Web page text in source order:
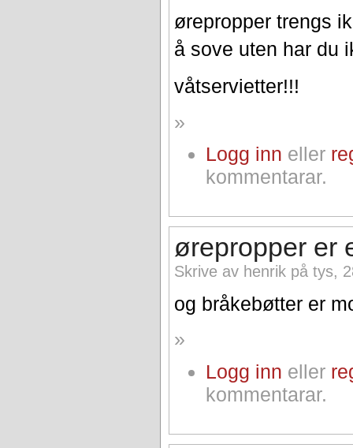
ørepropper trengs
å sove uten har du
våtservietter!!!
»
Logg inn eller
kommentarar.
ørepropper er
Skrive av henrik på tys,
og bråkebøtter er
»
Logg inn eller
kommentarar.